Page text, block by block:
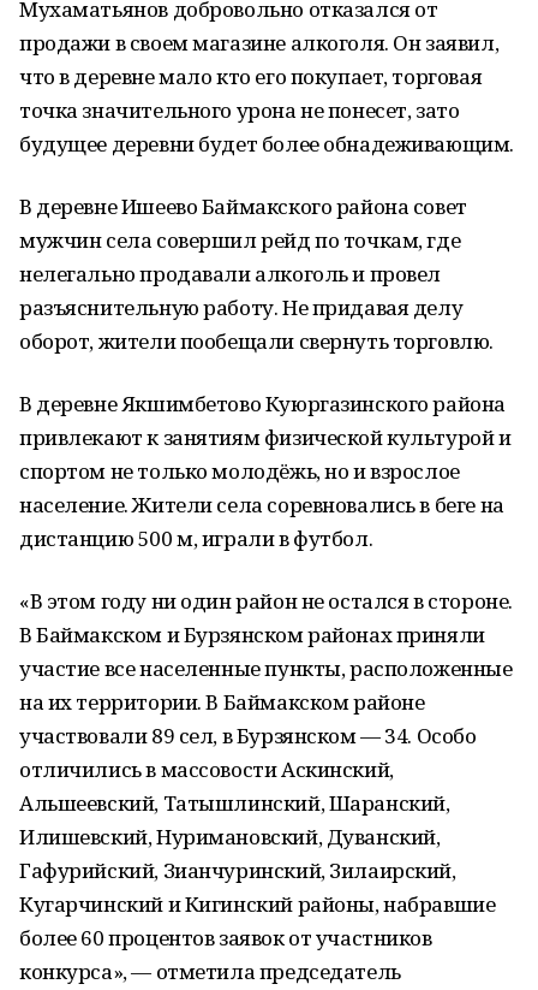
Мухаматьянов добровольно отказался от
продажи в своем магазине алкоголя. Он заявил,
что в деревне мало кто его покупает, торговая
точка значительного урона не понесет, зато
будущее деревни будет более обнадеживающим.
В деревне Ишеево Баймакского района совет
мужчин села совершил рейд по точкам, где
нелегально продавали алкоголь и провел
разъяснительную работу. Не придавая делу
оборот, жители пообещали свернуть торговлю.
В деревне Якшимбетово Куюргазинского района
привлекают к занятиям физической культурой и
спортом не только молодёжь, но и взрослое
население. Жители села соревновались в беге на
дистанцию 500 м, играли в футбол.
«В этом году ни один район не остался в стороне.
В Баймакском и Бурзянском районах приняли
участие все населенные пункты, расположенные
на их территории. В Баймакском районе
участвовали 89 сел, в Бурзянском — 34. Особо
отличились в массовости Аскинский,
Альшеевский, Татышлинский, Шаранский,
Илишевский, Нуримановский, Дуванский,
Гафурийский, Зианчуринский, Зилаирский,
Кугарчинский и Кигинский районы, набравшие
более 60 процентов заявок от участников
конкурса», — отметила председатель